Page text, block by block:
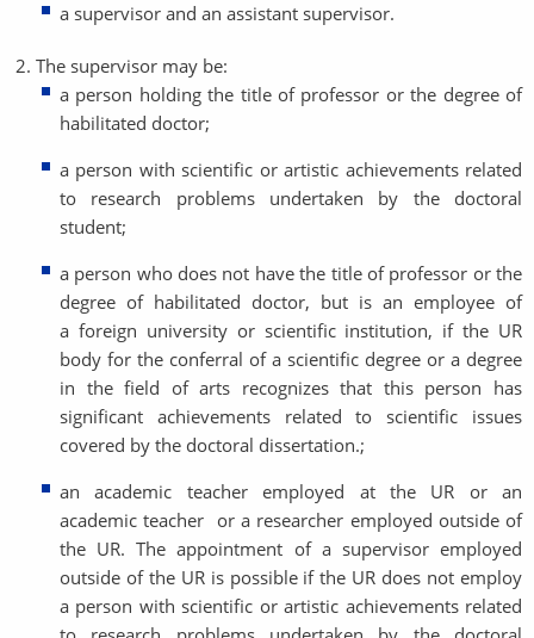
a supervisor and an assistant supervisor.
The supervisor may be:
a person holding the title of professor or the degree of
habilitated doctor;
a person with scientific or artistic achievements related
to research problems undertaken by the doctoral
student;
a person who does not have the title of professor or the
degree of habilitated doctor, but is an employee of
a foreign university or scientific institution, if the UR
body for the conferral of a scientific degree or a degree
in the field of arts recognizes that this person has
significant achievements related to scientific issues
covered by the doctoral dissertation.;
an academic teacher employed at the UR or an
academic teacher or a researcher employed outside of
the UR. The appointment of a supervisor employed
outside of the UR is possible if the UR does not employ
a person with scientific or artistic achievements related